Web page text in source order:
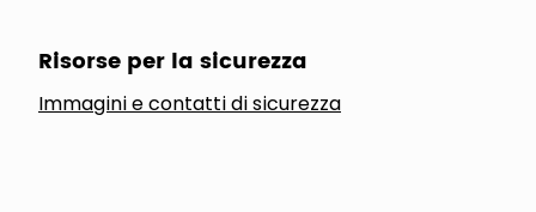
Risorse per la sicurezza
Immagini e contatti di sicurezza